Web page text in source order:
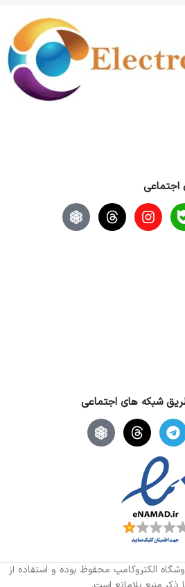
اجتماعی
شبکه های اجتماعی
الکتروکامپ محفوظ بوده و استفاده از